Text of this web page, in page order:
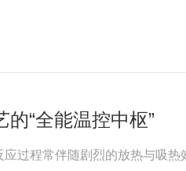
“全能温控中枢”
过程常伴随剧烈的放热与吸